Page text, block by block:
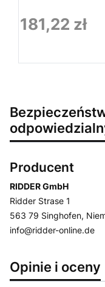
Cena
181,22 zł
Producent
RIDDER GmbH
Ridder Strase 1
563 79 Singhofen,
info@ridder-online.de
Opinie i oceny